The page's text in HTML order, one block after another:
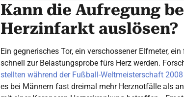
Kann die Aufregung
Herzinfarkt auslösen?
Ein gegnerisches Tor, ein verschossener Elfmeter,
schnell zur Belastungsprobe fürs Herz werden.
stellten während der Fußball-Weltmeisterschaft
es bei Männern fast dreimal mehr Herznotfälle als